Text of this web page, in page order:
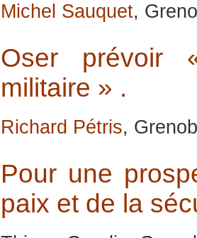
Michel Sauquet,
Oser prévoir
militaire » .
Richard Pétris,
Pour une
paix et de la